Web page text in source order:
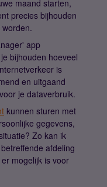
maand starten,
precies bijhouden
worden.
app
bijhouden hoeveel
is
en uitgaand
je dataverbruik.
kunnen sturen met
gegevens,
Zo kan ik
afdeling
mogelijk is voor